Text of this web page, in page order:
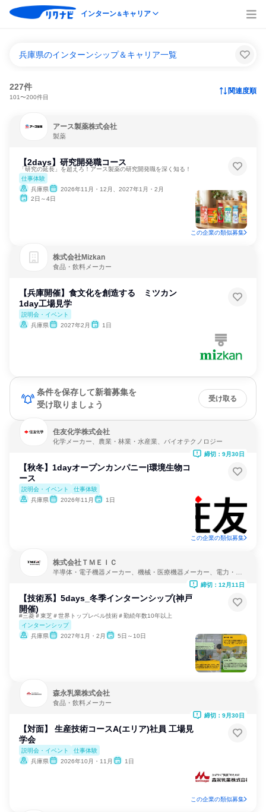
インターン＆キャリア
兵庫県のインターンシップ＆キャリア一覧
227件
101〜200件目
関連度順
アース製薬株式会社
製薬
【2days】研究開発職コース
「研究の延長」を超えろ！アース製薬の研究開発職を深く知る！
仕事体験
兵庫県
2026年11月・12月、2027年1月・2月
2日～4日
この企業の類似募集
株式会社Mizkan
食品・飲料メーカー
【兵庫開催】食文化を創造する ミツカン
1day工場見学
説明会・イベント
兵庫県
2027年2月 1日
条件を保存して新着募集を
受け取りましょう
受け取る
住友化学株式会社
化学メーカー、農業・林業・水産業、バイオテクノロジー
【秋冬】1dayオープンカンパニー|環境生物コ
ース
説明会・イベント
仕事体験
兵庫県
2026年11月 1日
締切：9月30日
この企業の類似募集
株式会社ＴＭＥＩＣ
半導体・電子機器メーカー、機械・医療機器メーカー、電力・ガ
【技術系】5days_冬季インターンシップ(神戸
開催)
#三菱＃東芝＃世界トップレベル技術＃勤続年数10年以上
インターンシップ
兵庫県
2027年1月・2月 5日～10日
締切：12月11日
森永乳業株式会社
食品・飲料メーカー
【対面】 生産技術コースA(エリア)社員 工場見
学会
説明会・イベント
仕事体験
兵庫県
2026年10月・11月 1日
締切：9月30日
この企業の類似募集